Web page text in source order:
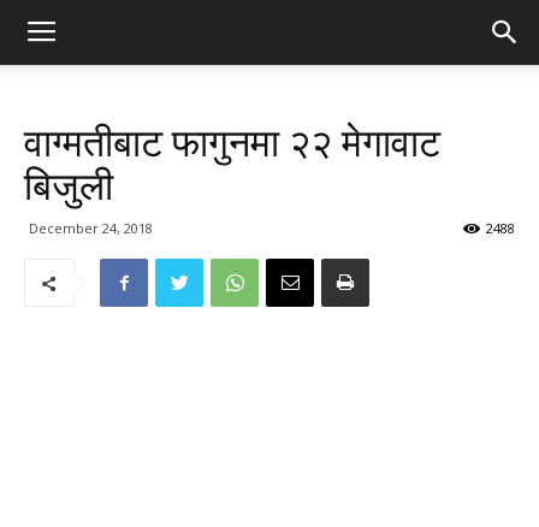
वाग्मतीबाट फागुनमा २२ मेगावाट
बिजुली
December 24, 2018 2488